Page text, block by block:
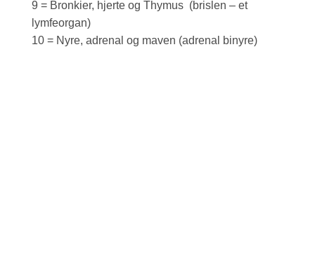
9 = Bronkier, hjerte og Thymus (brislen – et
lymfeorgan)
10 = Nyre, adrenal og maven (adrenal binyre)